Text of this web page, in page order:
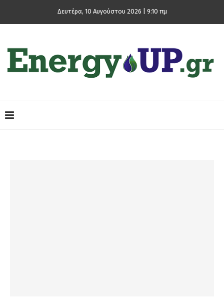
Δευτέρα, 10 Αυγούστου 2026 | 9:10 πμ